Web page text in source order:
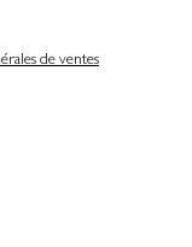
de ventes